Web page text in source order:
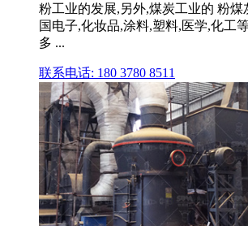
粉工业的发展,另外,煤炭工业的 粉煤
国电子,化妆品,涂料,塑料,医学,化工
多 ...
联系电话: 180 3780 8511